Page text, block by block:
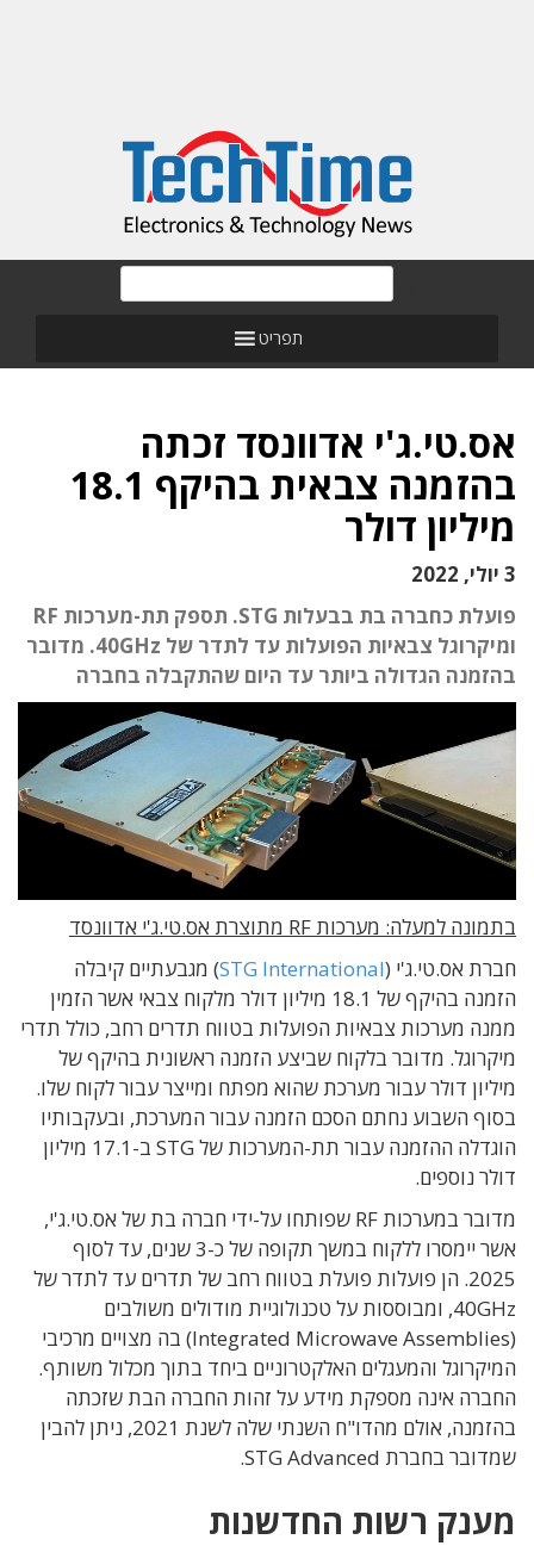
תפריט
אס.טי.ג'י אדוונסד זכתה
בהזמנה צבאית בהיקף 18.1
מיליון דולר
3 יולי, 2022
פועלת כחברה בת בבעלות STG. תספק תת-מערכות RF
ומיקרוגל צבאיות הפועלות עד לתדר של 40GHz. מדובר
בהזמנה הגדולה ביותר עד היום שהתקבלה בחברה
בתמונה למעלה: מערכות RF מתוצרת אס.טי.ג'י אדוונסד
חברת אס.טי.ג'י (STG International) מגבעתיים קיבלה
הזמנה בהיקף של 18.1 מיליון דולר מלקוח צבאי אשר הזמין
ממנה מערכות צבאיות הפועלות בטווח תדרים רחב, כולל תדרי
מיקרוגל. מדובר בלקוח שביצע הזמנה ראשונית בהיקף של
מיליון דולר עבור מערכת שהוא מפתח ומייצר עבור לקוח שלו.
בסוף השבוע נחתם הסכם הזמנה עבור המערכת, ובעקבותיו
הוגדלה ההזמנה עבור תת-המערכות של STG ב-17.1 מיליון
דולר נוספים.
מדובר במערכות RF שפותחו על-ידי חברה בת של אס.טי.ג'י,
אשר יימסרו ללקוח במשך תקופה של כ-3 שנים, עד לסוף
2025. הן פועלות פועלת בטווח רחב של תדרים עד לתדר של
40GHz, ומבוססות על טכנולוגיית מודולים משולבים
(Integrated Microwave Assemblies) בה מצויים מרכיבי
המיקרוגל והמעגלים האלקטרוניים ביחד בתוך מכלול משותף.
החברה אינה מספקת מידע על זהות החברה הבת שזכתה
בהזמנה, אולם מהדו"ח השנתי שלה לשנת 2021, ניתן להבין
שמדובר בחברת STG Advanced.
מענק רשות החדשנות